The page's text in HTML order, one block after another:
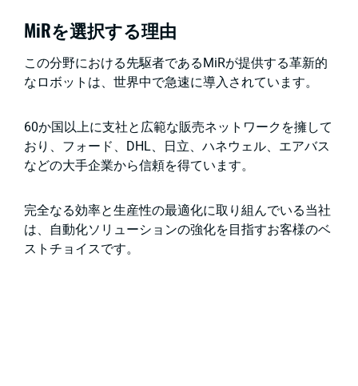
MiRを選択する理由
この分野における先駆者であるMiRが提供する革新的
なロボットは、世界中で急速に導入されています。
60か国以上に支社と広範な販売ネットワークを擁して
おり、フォード、DHL、日立、ハネウェル、エアバス
などの大手企業から信頼を得ています。
完全なる効率と生産性の最適化に取り組んでいる当社
は、自動化ソリューションの強化を目指すお客様のベ
ストチョイスです。